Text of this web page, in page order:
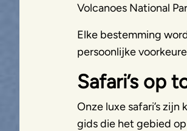
Volcanoes National
Elke bestemming
persoonlijke
Safari’s op
Onze luxe safari’s
gids die het gebied